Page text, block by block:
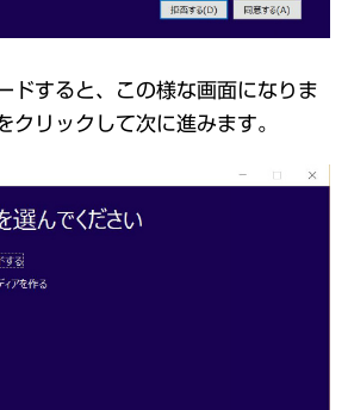
ドすると、この様な画面になりま
クリックして次に進みます。